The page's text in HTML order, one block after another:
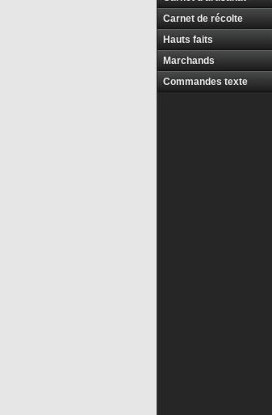
Carnet de récolte
Hauts faits
Marchands
Commandes texte